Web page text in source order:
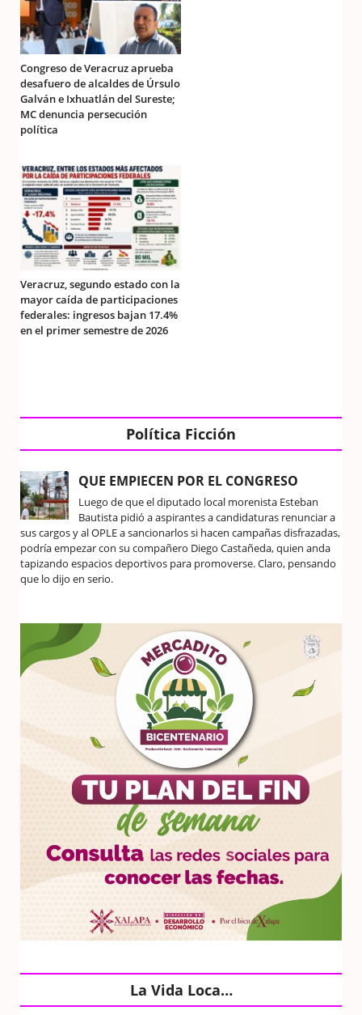
Congreso de Veracruz aprueba
desafuero de alcaldes de Úrsulo
Galván e Ixhuatlán del Sureste;
MC denuncia persecución
política
Veracruz, segundo estado con la
mayor caída de participaciones
federales: ingresos bajan 17.4%
en el primer semestre de 2026
Política Ficción
QUE EMPIECEN POR EL CONGRESO
Luego de que el diputado local morenista Esteban
Bautista pidió a aspirantes a candidaturas renunciar a
sus cargos y al OPLE a sancionarlos si hacen campañas disfrazadas,
podría empezar con su compañero Diego Castañeda, quien anda
tapizando espacios deportivos para promoverse. Claro, pensando
que lo dijo en serio.
La Vida Loca…